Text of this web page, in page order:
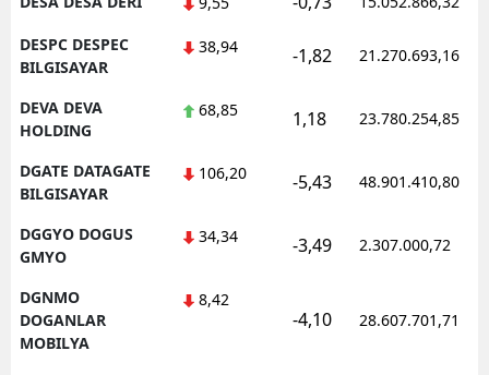
DESPC DESPEC
BILGISAYAR
38,94 -1,82 21.270.693,16
DEVA DEVA
HOLDING
68,85 1,18 23.780.254,85
DGATE DATAGATE
BILGISAYAR
106,20 -5,43 48.901.410,80
DGGYO DOGUS
GMYO
34,34 -3,49 2.307.000,72
DGNMO
DOGANLAR
MOBILYA
8,42
-4,10 28.607.701,71